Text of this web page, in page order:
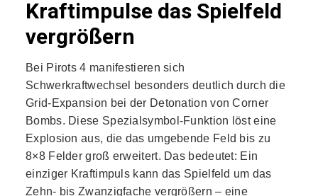
Kraftimpulse das Spielfeld
vergrößern
Bei Pirots 4 manifestieren sich
Schwerkraftwechsel besonders deutlich durch die
Grid-Expansion bei der Detonation von Corner
Bombs. Diese Spezialsymbol-Funktion löst eine
Explosion aus, die das umgebende Feld bis zu
8×8 Felder groß erweitert. Das bedeutet: Ein
einziger Kraftimpuls kann das Spielfeld um das
Zehn- bis Zwanzigfache vergrößern – eine